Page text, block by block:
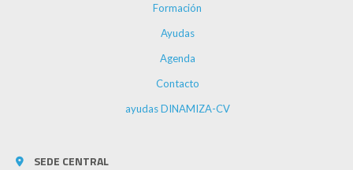
Formación
Ayudas
Agenda
Contacto
ayudas DINAMIZA-CV
SEDE CENTRAL